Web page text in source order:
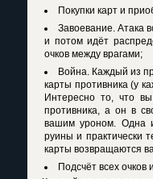
Покупки карт и
Завоевание. Атака
и потом идёт
очков между врагами;
Война. Каждый из
карты противника (у
Интересно то, что
противника, а он в
вашим уроном. Одна
руины и практически
карты возвращаются
Подсчёт всех